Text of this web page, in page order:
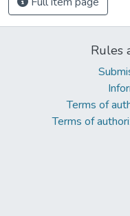
Rules
Terms of
Terms of